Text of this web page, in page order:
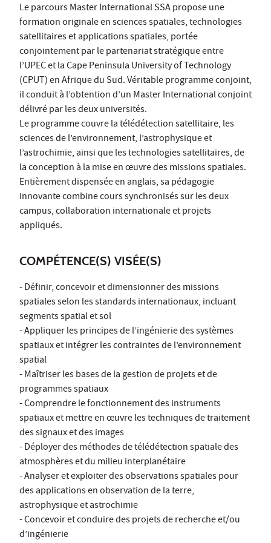
Le parcours Master International SSA propose une
formation originale en sciences spatiales, technologies
satellitaires et applications spatiales, portée
conjointement par le partenariat stratégique entre
l’UPEC et la Cape Peninsula University of Technology
(CPUT) en Afrique du Sud. Véritable programme conjoint,
il conduit à l’obtention d’un Master International conjoint
délivré par les deux universités.
Le programme couvre la télédétection satellitaire, les
sciences de l’environnement, l’astrophysique et
l’astrochimie, ainsi que les technologies satellitaires, de
la conception à la mise en œuvre des missions spatiales.
Entièrement dispensée en anglais, sa pédagogie
innovante combine cours synchronisés sur les deux
campus, collaboration internationale et projets
appliqués.
COMPÉTENCE(S) VISÉE(S)
- Définir, concevoir et dimensionner des missions
spatiales selon les standards internationaux, incluant
segments spatial et sol
- Appliquer les principes de l’ingénierie des systèmes
spatiaux et intégrer les contraintes de l’environnement
spatial
- Maîtriser les bases de la gestion de projets et de
programmes spatiaux
- Comprendre le fonctionnement des instruments
spatiaux et mettre en œuvre les techniques de traitement
des signaux et des images
- Déployer des méthodes de télédétection spatiale des
atmosphères et du milieu interplanétaire
- Analyser et exploiter des observations spatiales pour
des applications en observation de la terre,
astrophysique et astrochimie
- Concevoir et conduire des projets de recherche et/ou
d’ingénierie